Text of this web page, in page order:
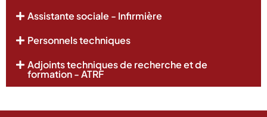
Assistante sociale - Infirmière
Personnels techniques
Adjoints techniques de recherche et de
formation - ATRF